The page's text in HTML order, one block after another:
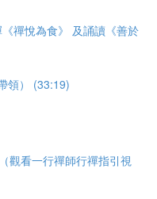
禪悅為食》 及誦讀《善於
領） (33:19)
觀看一行禪師行禪指引視